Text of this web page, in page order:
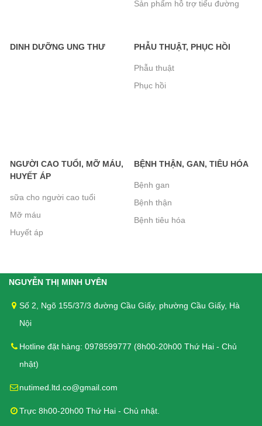
1.300.000₫
Viên Tiểu Đường DK Betics Gold Từ
Viên)- Hàng chính hãng, Miễn phí vận
chuyển, mua từ 2 hộp trở lên giá giảm
Lương khô happylife -túi 360g
Sapphire Plus - Hộp 25 Que- Hết hàng
Sapphire Plus - Hộp 50 Que- Hết hàng
368.000₫
Sản phẩm hỗ trợ tiểu đường
DINH DƯỠNG UNG THƯ PHẪU THUẬT, PHỤC HỒI
Phẫu thuật
Phục hồi
NGƯỜI CAO TUỔI, MỠ MÁU,
HUYẾT ÁP
sữa cho người cao tuổi
Mỡ máu
Huyết áp
BỆNH THẬN, GAN, TIÊU HÓA
Bệnh gan
Bệnh thận
Bệnh tiêu hóa
NGUYỄN THỊ MINH UYÊN
Số 2, Ngõ 155/37/3 đường Cầu Giấy, phường Cầu Giấy, Hà
Nội
Hotline đặt hàng: 0978599777 (8h00-20h00 Thứ Hai - Chủ
nhật)
nutimed.ltd.co@gmail.com
Trực 8h00-20h00 Thứ Hai - Chủ nhật.